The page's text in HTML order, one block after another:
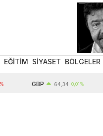
EĞİTİM SİYASET BÖLGELER
64,34 0,01%